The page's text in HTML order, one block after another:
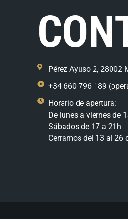
Pérez Ayuso 2, 28002
+34 660 796 189
Horario de apertura:
De lunes a viernes de
Sábados de 17 a 21h
Cerramos del 13 al 26